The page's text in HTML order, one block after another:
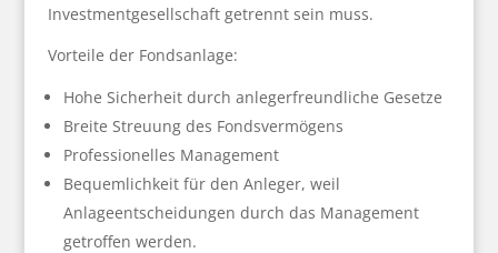
Investmentgesellschaft getrennt sein muss.
Vorteile der Fondsanlage:
Hohe Sicherheit durch anlegerfreundliche Gesetze
Breite Streuung des Fondsvermögens
Professionelles Management
Bequemlichkeit für den Anleger, weil
Anlageentscheidungen durch das Management
getroffen werden.